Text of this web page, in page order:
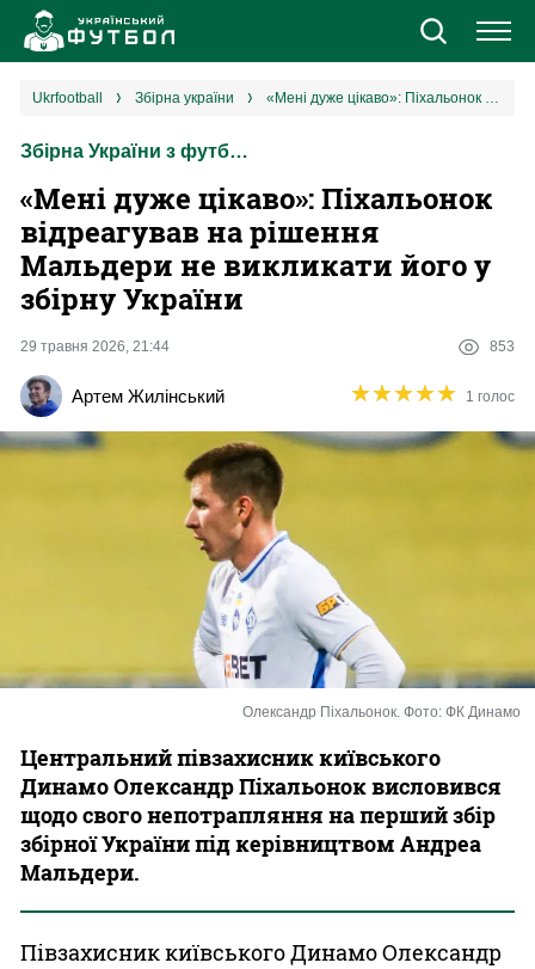
Новини
Збірна
Єврокубки
УПЛ
Різне
Букмекери
Казино
ukrfootball збірна україни «Мені дуже цікаво»: Піхальонок відреагував на рішення Мальдери не викликати його у збірну України
Збірна України з футболу
«Мені дуже цікаво»: Піхальонок
відреагував на рішення
Мальдери не викликати його у
збірну України
29 травня 2026, 21:44 853
Артем Жилінський ★★★★★
★★★★★ 1 голос
Олександр Піхальонок. Фото: ФК Динамо
Центральний півзахисник київського
Динамо Олександр Піхальонок висловився
щодо свого непотрапляння на перший збір
збірної України під керівництвом Андреа
Мальдери.
Півзахисник київського Динамо Олександр